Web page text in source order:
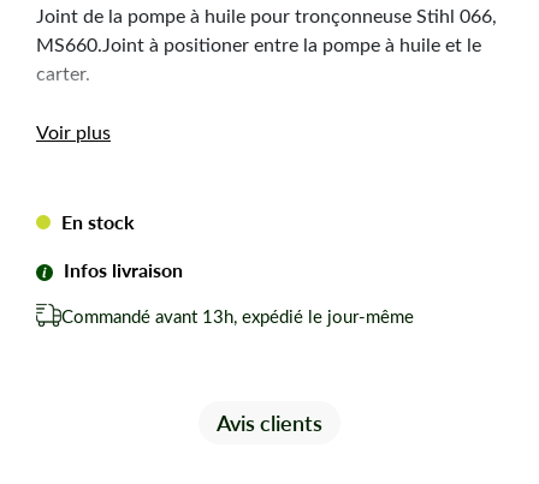
Joint de la pompe à huile pour tronçonneuse Stihl 066,
MS660.Joint à positioner entre la pompe à huile et le
carter.
Voir plus
En stock
Infos livraison
Commandé avant 13h, expédié le jour-même
Avis clients